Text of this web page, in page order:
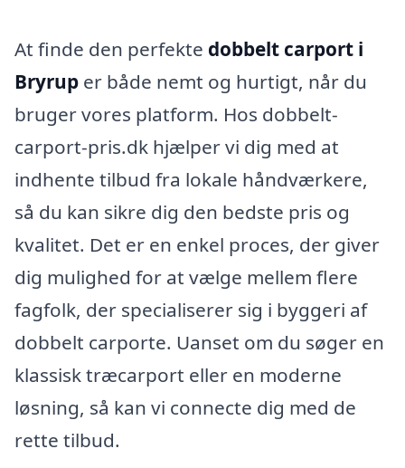
At finde den perfekte dobbelt carport i
Bryrup er både nemt og hurtigt, når du
bruger vores platform. Hos dobbelt-
carport-pris.dk hjælper vi dig med at
indhente tilbud fra lokale håndværkere,
så du kan sikre dig den bedste pris og
kvalitet. Det er en enkel proces, der giver
dig mulighed for at vælge mellem flere
fagfolk, der specialiserer sig i byggeri af
dobbelt carporte. Uanset om du søger en
klassisk træcarport eller en moderne
løsning, så kan vi connecte dig med de
rette tilbud.